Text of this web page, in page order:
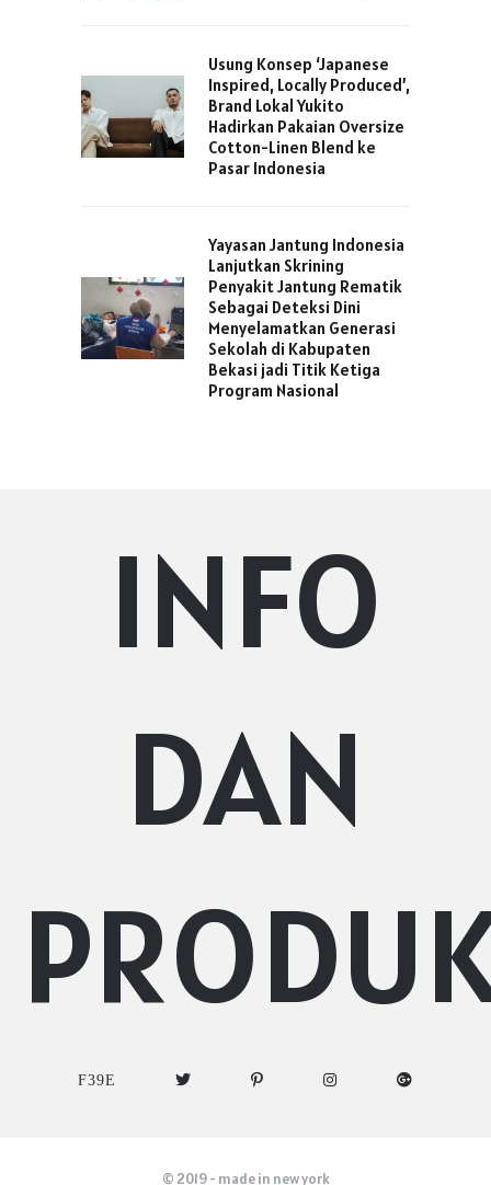
Usung Konsep ‘Japanese
Inspired, Locally Produced’,
Brand Lokal Yukito
Hadirkan Pakaian Oversize
Cotton-Linen Blend ke
Pasar Indonesia
Yayasan Jantung Indonesia
Lanjutkan Skrining
Penyakit Jantung Rematik
Sebagai Deteksi Dini
Menyelamatkan Generasi
Sekolah di Kabupaten
Bekasi jadi Titik Ketiga
Program Nasional
INFO
DAN
© 2019 - made in new york